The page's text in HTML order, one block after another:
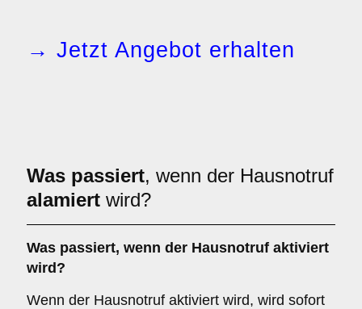
→ Jetzt Angebot erhalten
Was passiert, wenn der Hausnotruf
alamiert wird?
Was passiert, wenn der Hausnotruf aktiviert
wird?
Wenn der Hausnotruf aktiviert wird, wird sofort